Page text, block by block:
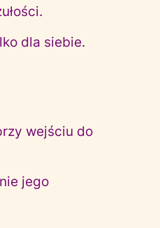
dla siebie.
wejściu do
jego